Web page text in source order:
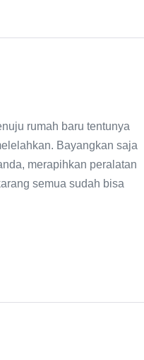
rumah baru tentunya
Bayangkan saja
merapihkan peralatan
semua sudah bisa